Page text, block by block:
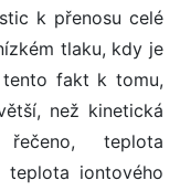
k přenosu celé
tlaku, kdy je
tento fakt k tomu,
než kinetická
teplota
iontového